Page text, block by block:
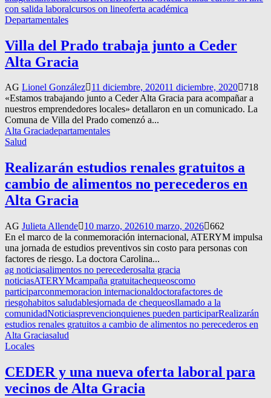
con salida laboralcursos on lineoferta académica
Departamentales
Villa del Prado trabaja junto a Ceder
Alta Gracia
AG Lionel González 11 diciembre, 202011 diciembre, 2020
718
«Estamos trabajando junto a Ceder Alta Gracia para acompañar a
nuestros emprendedores locales» detallaron en un comunicado. La
Comuna de Villa del Prado comenzó a...
Alta Graciadepartamentales
Salud
Realizarán estudios renales gratuitos a
cambio de alimentos no perecederos en
Alta Gracia
AG Julieta Allende 10 marzo, 202610 marzo, 2026 662
En el marco de la conmemoración internacional, ATERYM impulsa
una jornada de estudios preventivos sin costo para personas con
factores de riesgo. La doctora Carolina...
ag noticiasalimentos no perecederosalta gracia
noticiasATERYMcampaña gratuitachequeoscomo
participarconmemoracion internacionaldoctorafactores de
riesgohabitos saludablesjornada de chequeosllamado a la
comunidadNoticiasprevencionquienes pueden participarRealizarán
estudios renales gratuitos a cambio de alimentos no perecederos en
Alta Graciasalud
Locales
CEDER y una nueva oferta laboral para
vecinos de Alta Gracia